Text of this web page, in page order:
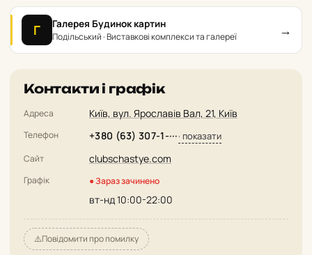
Г Галерея Будинок картин
Подільський · Виставкові комплекси та галереї →
Контакти і графік
Адреса Київ, вул. Ярославів Вал, 21, Київ
Телефон +380 (63) 307-1-···· показати
Сайт clubschastye.com
Графік ● Зараз зачинено
вт-нд 10:00-22:00
⚠️Повідомити про помилку